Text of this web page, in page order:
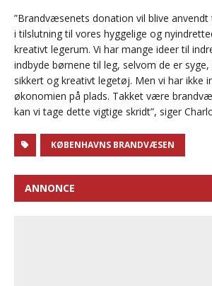
”Brandvæsenets donation vil blive
i tilslutning til vores hyggelige og
kreativt legerum. Vi har mange ideer til
indbyde børnene til leg, selvom de er
sikkert og kreativt legetøj. Men vi har ikke
økonomien på plads. Takket være
kan vi tage dette vigtige skridt”, siger
KØBENHAVNS BRANDVÆSEN
ANNONCE